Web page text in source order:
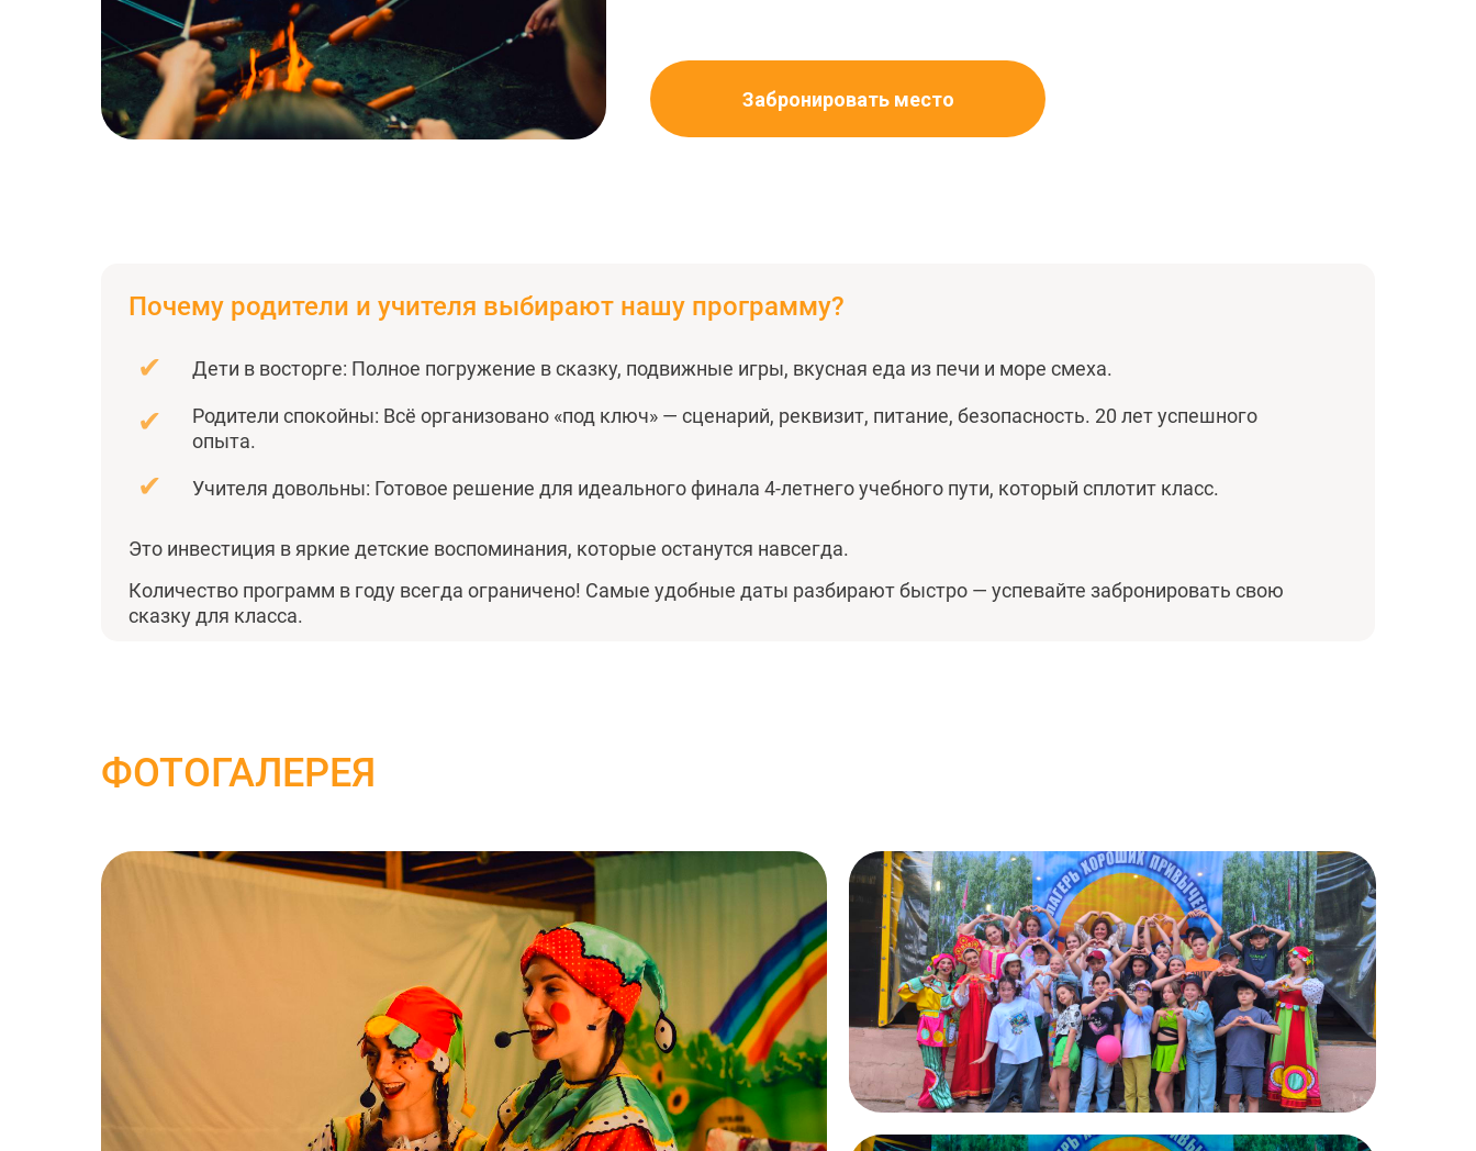
Забронировать место
Дети в восторге: Полное погружение в сказку, подвижные игры, вкусная еда из печи и море смеха.
Почему родители и учителя выбирают нашу программу?
Родители спокойны: Всё организовано «под ключ» — сценарий, реквизит, питание, безопасность. 20 лет успешного
опыта.
Учителя довольны: Готовое решение для идеального финала 4-летнего учебного пути, который сплотит класс.
Это инвестиция в яркие детские воспоминания, которые останутся навсегда.
✔
✔
✔
Количество программ в году всегда ограничено! Самые удобные даты разбирают быстро — успевайте забронировать свою
сказку для класса.
ФОТОГАЛЕРЕЯ